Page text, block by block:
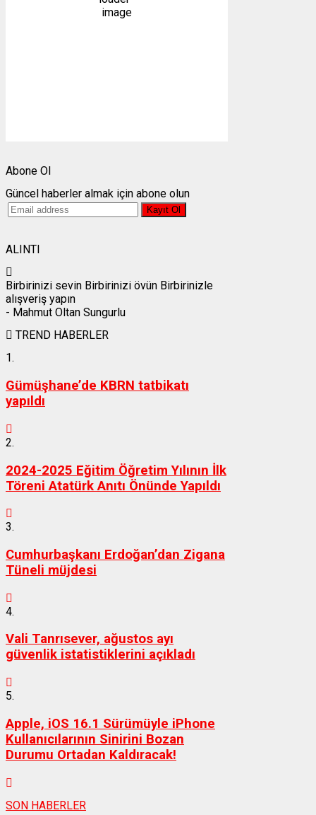
Bulutlar:
Abone Ol
Güncel haberler almak için abone olun
ALINTI
Birbirinizi sevin Birbirinizi övün Birbirinizle
alışveriş yapın
- Mahmut Oltan Sungurlu
TREND HABERLER
1.
Gümüşhane’de KBRN tatbikatı
yapıldı
2.
2024-2025 Eğitim Öğretim Yılının İlk
Töreni Atatürk Anıtı Önünde Yapıldı
3.
Cumhurbaşkanı Erdoğan’dan Zigana
Tüneli müjdesi
4.
Vali Tanrısever, ağustos ayı
güvenlik istatistiklerini açıkladı
5.
Apple, iOS 16.1 Sürümüyle iPhone
Kullanıcılarının Sinirini Bozan
Durumu Ortadan Kaldıracak!
SON HABERLER